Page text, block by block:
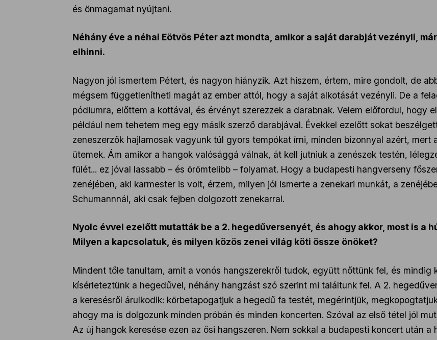
és önmagamat nyújtani.
Néhány éve a néhai Eötvös Péter azt mondta, amikor a saját darabját vezényli,
elhinni.
Nagyon jól ismertem Pétert, és nagyon hiányzik. Azt hiszem, értem, mire gondolt, de
mégsem függetlenítheti magát az ember attól, hogy a saját alkotását vezényli. De a
pódiumra, előttem a kottával, és érvényt szerezzek a darabnak. Velem előfordul, hogy
például nem tehetem meg egy másik szerző darabjával. Évekkel ezelőtt sokat
zeneszerzők hajlamosak vagyunk túl gyors tempókat írni, minden bizonnyal azért, mert
ütemek. Ám amikor a hangok valósággá válnak, át kell jutniuk a zenészek testén,
fülét... ez jóval lassabb – és örömtelibb – folyamat. Hogy a budapesti hangverseny
zenéjében, aki karmester is volt, érzem, milyen jól ismerte a zenekari munkát, a
Schumannnál, aki csak fejben dolgozott zenekarral.
Nyolc évvel ezelőtt mutatták be a 2. hegedűversenyét, és ahogy akkor, most is a
Milyen a kapcsolatuk, és milyen közös zenei világ köti össze önöket?
Mindent tőle tanultam, amit a vonós hangszerekről tudok, együtt nőttünk fel, és mindig
kísérleteztünk a hegedűvel, néhány hangzást szó szerint mi találtunk fel. A 2.
a keresésről árulkodik: körbetapogatjuk a hegedű fa testét, megérintjük,
ahogy ma is dolgozunk minden próbán és minden koncerten. Szóval az első tétel jól
Az új hangok keresése ezen az ősi hangszeren. Nem sokkal a budapesti koncert után a